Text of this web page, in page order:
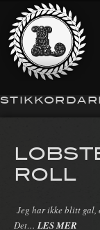
ROLL
Jeg har ikke blitt gal,
Det… LES MER